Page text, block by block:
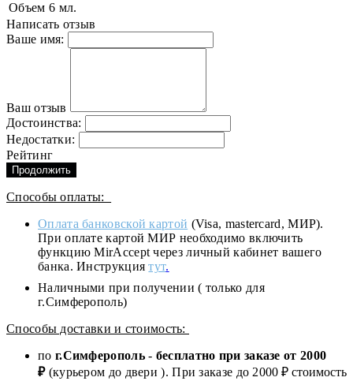
Объем 6 мл.
Написать отзыв
Ваше имя:
Ваш отзыв
Достоинства:
Недостатки:
Рейтинг
Продолжить
Способы оплаты:
Оплата банковской картой (Visa, mastercard, МИР).
При оплате картой МИР необходимо включить
функцию MirAccept через личный кабинет вашего
банка. Инструкциятут.
Наличными при получении ( только для
г.Симферополь)
Способы доставки и стоимость:
по г.Симферополь- бесплатно при заказе от 2000
₽(курьером до двери ). При заказе до 2000 ₽ стоимость